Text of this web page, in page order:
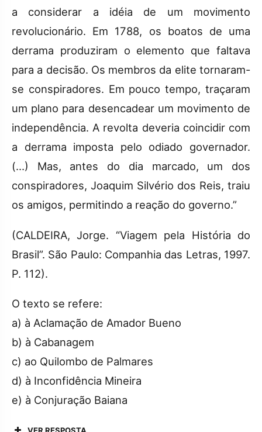
a considerar a idéia de um movimento
revolucionário. Em 1788, os boatos de uma
derrama produziram o elemento que faltava
para a decisão. Os membros da elite tornaram-
se conspiradores. Em pouco tempo, traçaram
um plano para desencadear um movimento de
independência. A revolta deveria coincidir com
a derrama imposta pelo odiado governador.
(…) Mas, antes do dia marcado, um dos
conspiradores, Joaquim Silvério dos Reis, traiu
os amigos, permitindo a reação do governo.”
(CALDEIRA, Jorge. “Viagem pela História do
Brasil”. São Paulo: Companhia das Letras, 1997.
P. 112).
O texto se refere:
a) à Aclamação de Amador Bueno
b) à Cabanagem
c) ao Quilombo de Palmares
d) à Inconfidência Mineira
e) à Conjuração Baiana